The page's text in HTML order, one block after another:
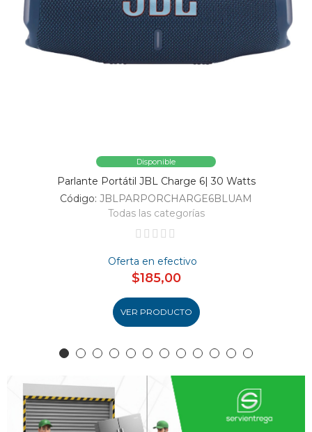
Disponible
Parlante Portátil JBL Charge 6| 30 Watts
Código: JBLPARPORCHARGE6BLUAM
Todas las categorías
Oferta en efectivo
$185,00
VER PRODUCTO